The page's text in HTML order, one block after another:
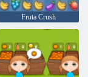
Fruta Crush